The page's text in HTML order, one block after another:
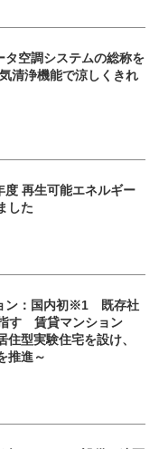
タ空調システムの総称を
清浄機能で涼しくきれ
度 再生可能エネルギー
した
ン：国内初※1 既存社
す 賃貸マンション
型実験住宅を設け、
推進～